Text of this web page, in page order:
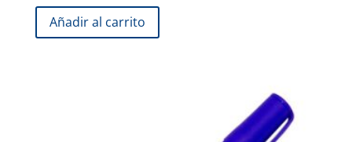
Añadir al carrito